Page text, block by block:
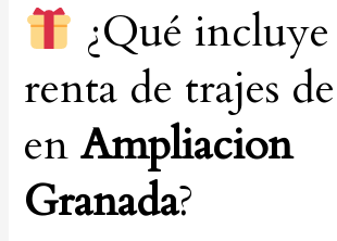
¿Qué
renta de trajes
enAmpliacion
Granada?